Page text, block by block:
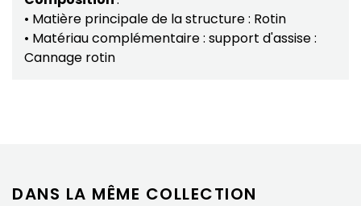
• Matière principale de la structure : Rotin
• Matériau complémentaire : support d'assise :
Cannage rotin
DANS LA MÊME COLLECTION